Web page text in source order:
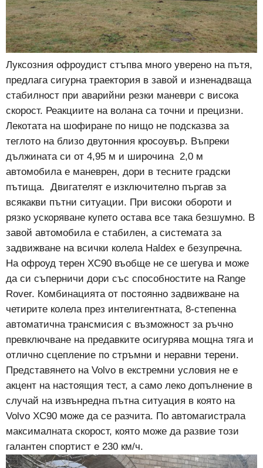
Луксозния офроудист стъпва много уверено на пътя,
предлага сигурна траектория в завой и изненадваща
стабилност при аварийни резки маневри с висока
скорост. Реакциите на волана са точни и прецизни.
Лекотата на шофиране по нищо не подсказва за
теглото на близо двутонния кросоувър. Въпреки
дължината си от 4,95 м и широчина 2,0 м
автомобила е маневрен, дори в тесните градски
пътища. Двигателят е изключително пъргав за
всякакви пътни ситуации. При високи обороти и
рязко ускоряване купето остава все така безшумно. В
завой автомобила е стабилен, а системата за
задвижване на всички колела Haldex е безупречна.
На офроуд терен XC90 въобще не се шегува и може
да си съперничи дори със способностите на Range
Rover. Комбинацията от постоянно задвижване на
четирите колела през интелигентната, 8-степенна
автоматична трансмисия с възможност за ръчно
превключване на предавките осигурява мощна тяга и
отлично сцепление по стръмни и неравни терени.
Представянето на Volvo в екстремни условия не е
акцент на настоящия тест, а само леко допълнение в
случай на извънредна пътна ситуация в която на
Volvo XC90 може да се разчита. По автомагистрала
максималната скорост, която може да развие този
галантен спортист е 230 км/ч.